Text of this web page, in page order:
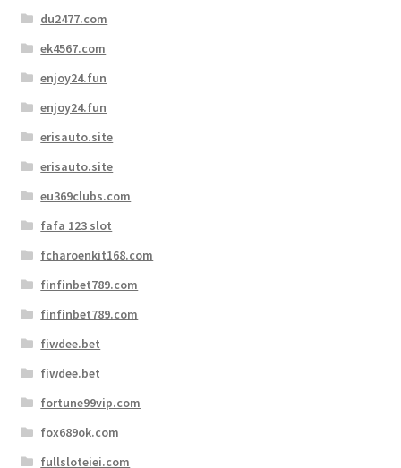
du2477.com
ek4567.com
enjoy24.fun
enjoy24.fun
erisauto.site
erisauto.site
eu369clubs.com
fafa 123 slot
fcharoenkit168.com
finfinbet789.com
finfinbet789.com
fiwdee.bet
fiwdee.bet
fortune99vip.com
fox689ok.com
fullsloteiei.com